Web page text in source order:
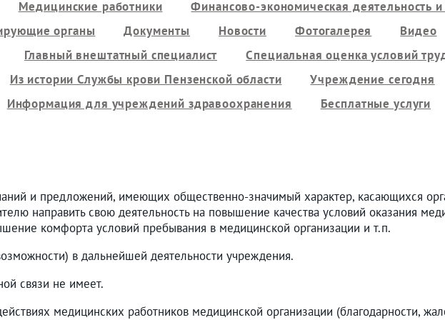
Медицинские работники
Финансово-экономическая деятельность и
органы
Документы Новости Фотогалерея
Видео
Главный внештатный специалист
Специальная оценка условий
Из истории Службы крови Пензенской области
Учреждение сегодня
Информация для учреждений здравоохранения
Бесплатные услуги
и предложений, имеющих общественно-значимый характер, касающихся
направить свою деятельность на повышение качества условий оказания
комфорта условий пребывания в медицинской организации и т.п.
в дальнейшей деятельности учреждения.
связи не имеет.
медицинских работников медицинской организации (благодарности,